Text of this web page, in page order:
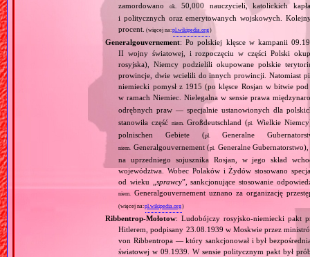
zamordowano
ok.
50,000 nauczycieli, katolickich
i politycznych oraz emerytowanych wojskowych.
procent. (więcej na:pl.wikipedia.org)
Generalgouvernement: Po polskiej klęsce w kampanii
II wojny światowej, i rozpoczęciu w części Polski
rosyjska), Niemcy podzielili okupowane polskie
prowincje, dwie wcielili do innych prowincji. Natomiast
niemiecki pomysł z 1915 (po klęsce Rosjan w bitwie
w ramach Niemiec. Nielegalna w sensie prawa
odrębnych praw — specjalnie ustanowionych dla
stanowiła część niem. Großdeutschland (pl. Wielkie
polnischen Gebiete (pl. Generalne
niem. Generalgouvernement (pl. Generalne
na uprzedniego sojusznika Rosjan, w jego skład
województwa. Wobec Polaków i Żydów stosowano
od wieku „ sprawcy”, sankcjonujące stosowanie
niem. Generalgouvernement uznano za organizację
(więcej na:pl.wikipedia.org)
Ribbentrop‐Mołotow: Ludobójczy rosyjsko‐niemiecki pakt
Hitlerem, podpisany 23.08.1939 w Moskwie przez
von Ribbentropa — który sankcjonował i był
światowej w 09.1939. W sensie politycznym pakt był